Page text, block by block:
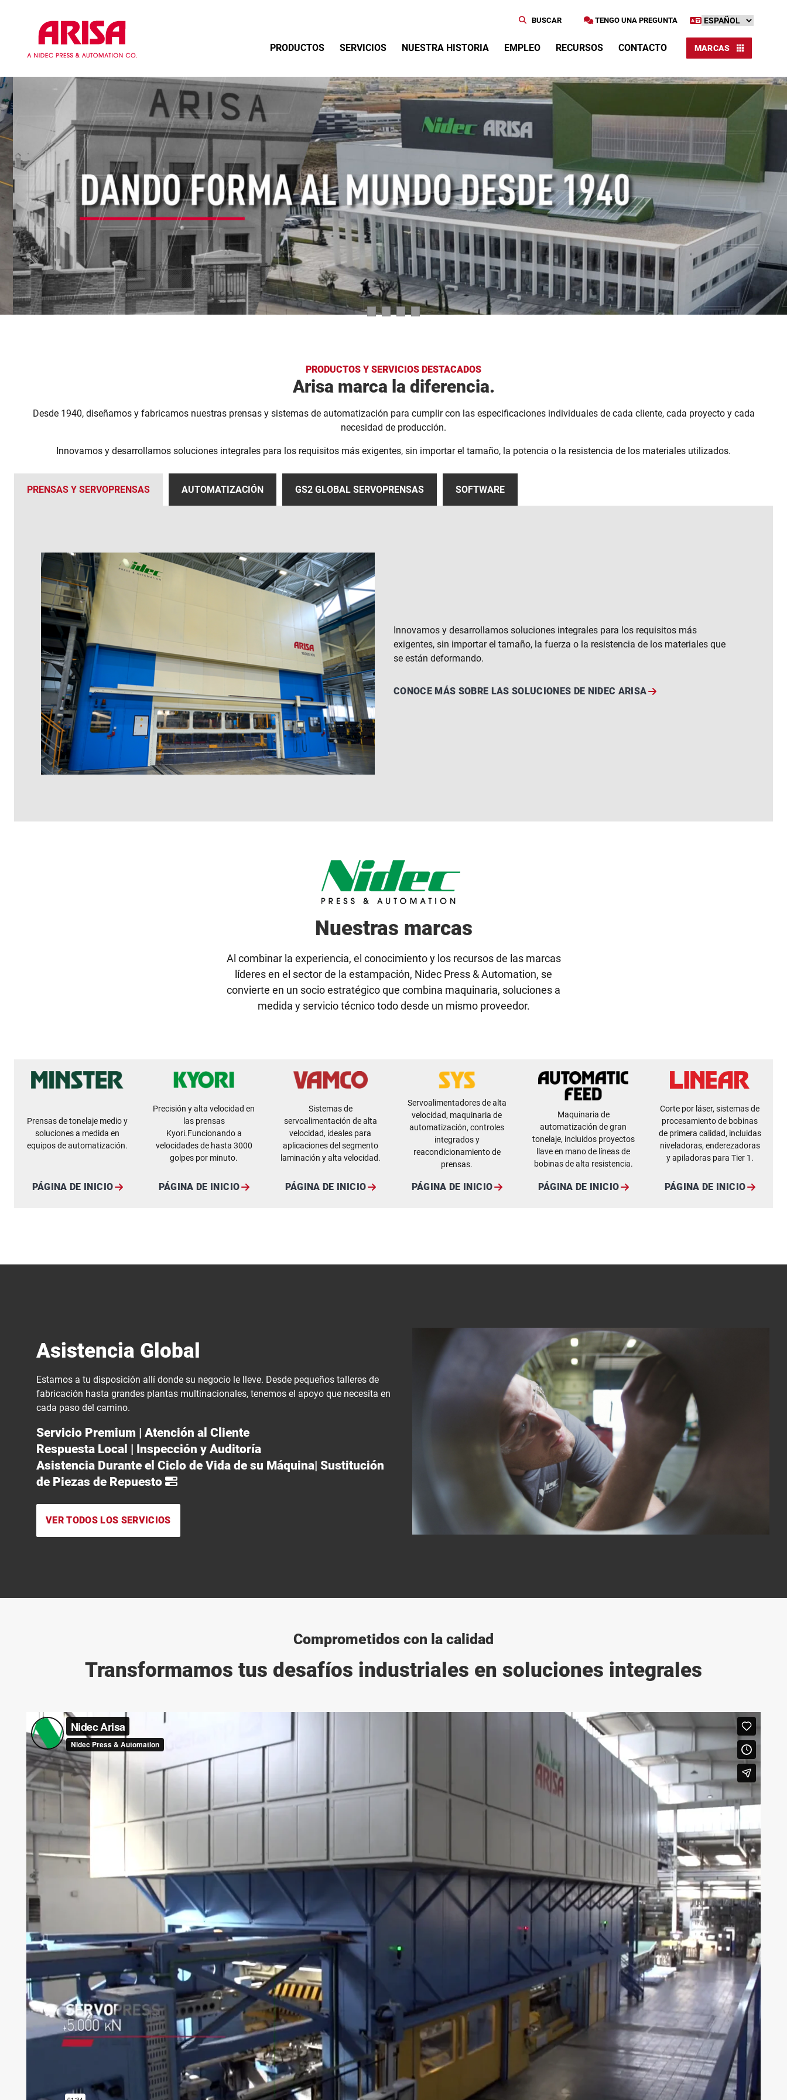
TENGO UNA PREGUNTA
BUSCAR
PRODUCTOS
SERVICIOS NUESTRA HISTORIA EMPLEO RECURSOS CONTACTO MARCAS
PRODUCTOS Y SERVICIOS DESTACADOS
Arisa marca la diferencia.
Desde 1940, diseñamos y fabricamos nuestras prensas y sistemas de automatización para cumplir con las especificaciones individuales de cada cliente, cada proyecto y cada
necesidad de producción.
Innovamos y desarrollamos soluciones integrales para los requisitos más exigentes, sin importar el tamaño, la potencia o la resistencia de los materiales utilizados.
PRENSAS Y SERVOPRENSAS AUTOMATIZACIÓN GS2 GLOBAL SERVOPRENSAS SOFTWARE
Innovamos y desarrollamos soluciones integrales para los requisitos más
exigentes, sin importar el tamaño, la fuerza o la resistencia de los materiales que
se están deformando.
CONOCE MÁS SOBRE LAS SOLUCIONES DE NIDEC ARISA
Nuestras marcas
Al combinar la experiencia, el conocimiento y los recursos de las marcas
líderes en el sector de la estampación, Nidec Press & Automation, se
convierte en un socio estratégico que combina maquinaria, soluciones a
medida y servicio técnico todo desde un mismo proveedor.
Prensas de tonelaje medio y
soluciones a medida en
equipos de automatización.
PÁGINA DE INICIO
Precisión y alta velocidad en
las prensas
Kyori.Funcionando a
velocidades de hasta 3000
golpes por minuto.
PÁGINA DE INICIO
Sistemas de
servoalimentación de alta
velocidad, ideales para
aplicaciones del segmento
laminación y alta velocidad.
PÁGINA DE INICIO
Servoalimentadores de alta
velocidad, maquinaria de
automatización, controles
integrados y
reacondicionamiento de
prensas.
PÁGINA DE INICIO
Maquinaria de
automatización de gran
tonelaje, incluidos proyectos
llave en mano de líneas de
bobinas de alta resistencia.
PÁGINA DE INICIO
Corte por láser, sistemas de
procesamiento de bobinas
de primera calidad, incluidas
niveladoras, enderezadoras
y apiladoras para Tier 1.
PÁGINA DE INICIO
Asistencia Global
Estamos a tu disposición allí donde su negocio le lleve. Desde pequeños talleres de
fabricación hasta grandes plantas multinacionales, tenemos el apoyo que necesita en
cada paso del camino.
Servicio Premium | Atención al Cliente
Respuesta Local | Inspección y Auditoría
Asistencia Durante el Ciclo de Vida de su Máquina| Sustitución
de Piezas de Repuesto
VER TODOS LOS SERVICIOS
Comprometidos con la calidad
Transformamos tus desafíos industriales en soluciones integrales